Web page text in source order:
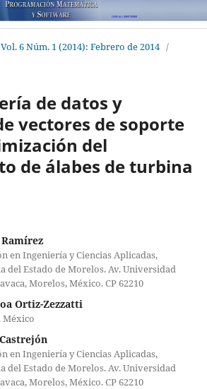
Vol. 6 Núm. 1 (2014): Febrero de 2014 /
de datos y
vectores de soporte
del
de álabes de turbina
en Ingeniería y Ciencias Aplicadas,
del Estado de Morelos. Av. Universidad
Morelos, México. CP 62210
Ortiz-Zezzatti
México
en Ingeniería y Ciencias Aplicadas,
del Estado de Morelos. Av. Universidad
Morelos, México. CP 62210